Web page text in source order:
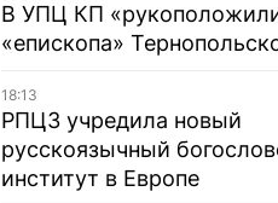
В УПЦ КП
«епископа»
18:13
РПЦЗ учредила новый
русскоязычный
институт в Европе